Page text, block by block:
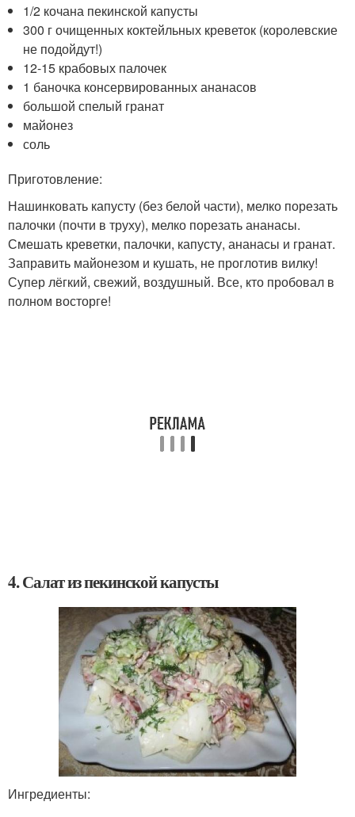
1/2 кочана пекинской капусты
300 г очищенных коктейльных креветок (королевские
не подойдут!)
12-15 крабовых палочек
1 баночка консервированных ананасов
большой спелый гранат
майонез
соль
Приготовление:
Нашинковать капусту (без белой части), мелко порезать
палочки (почти в труху), мелко порезать ананасы.
Смешать креветки, палочки, капусту, ананасы и гранат.
Заправить майонезом и кушать, не проглотив вилку!
Супер лёгкий, свежий, воздушный. Все, кто пробовал в
полном восторге!
4. Салат из пекинской капусты
Ингредиенты: